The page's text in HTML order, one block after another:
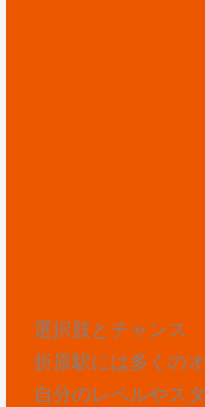
選択肢とチャンス
折原駅には多くの
自分のレベルやス